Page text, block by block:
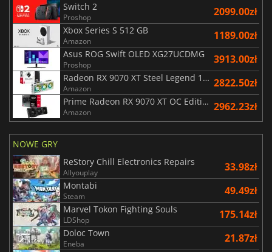
Switch 2
Proshop 2099.00zł
Xbox Series S 512 GB
Amazon 1189.00zł
Asus ROG Swift OLED XG27UCDMG
Proshop 3913.00zł
Radeon RX 9070 XT Steel Legend 16GB
Amazon 2822.50zł
Prime Radeon RX 9070 XT OC Edition 16G
Amazon 2962.23zł
NOWE GRY
ReStory Chill Electronics Repairs
Allyouplay 33.98zł
Montabi
Steam 49.49zł
Marvel Tokon Fighting Souls
LDShop 175.14zł
Doloc Town
Eneba 21.87zł